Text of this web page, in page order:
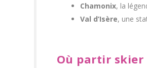
Chamonix, la
Val d’Isère, une
Où partir skier